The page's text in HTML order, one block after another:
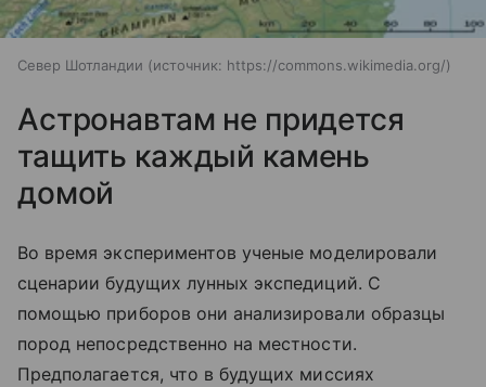
Север Шотландии источник: https://commons.wikimedia.org/
Астронавтам не придется
тащить каждый камень
домой
Во время экспериментов ученые моделировали
сценарии будущих лунных экспедиций. С
помощью приборов они анализировали образцы
пород непосредственно на местности.
Предполагается, что в будущих миссиях